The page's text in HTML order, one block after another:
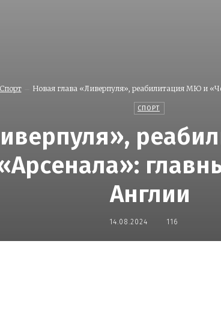
Спорт Новая глава «Ливерпуля», реабилитация МЮ и
СПОРТ
Англии
14.08.2024 116